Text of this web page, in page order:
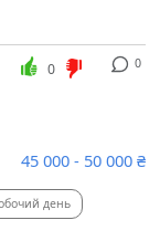
0
0
45 000 - 50 000 ₴
день